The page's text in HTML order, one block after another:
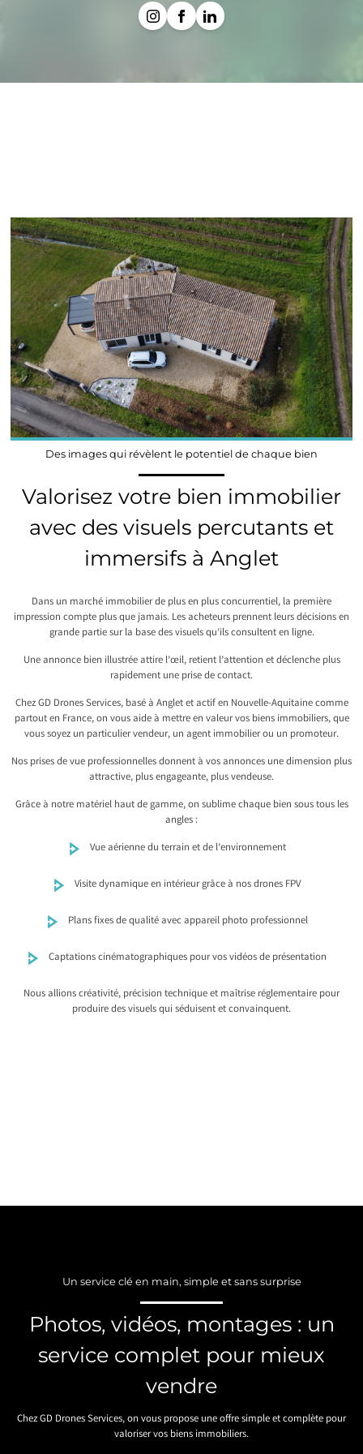
Des images qui révèlent le potentiel de chaque bien
Valorisez votre bien immobilier
avec des visuels percutants et
immersifs à Anglet
Dans un marché immobilier de plus en plus concurrentiel, la première
impression compte plus que jamais. Les acheteurs prennent leurs décisions en
grande partie sur la base des visuels qu’ils consultent en ligne.
Une annonce bien illustrée attire l’œil, retient l’attention et déclenche plus
rapidement une prise de contact.
Chez GD Drones Services, basé à Anglet et actif en Nouvelle-Aquitaine comme
partout en France, on vous aide à mettre en valeur vos biens immobiliers, que
vous soyez un particulier vendeur, un agent immobilier ou un promoteur.
Nos prises de vue professionnelles donnent à vos annonces une dimension plus
attractive, plus engageante, plus vendeuse.
Grâce à notre matériel haut de gamme, on sublime chaque bien sous tous les
angles :
Vue aérienne du terrain et de l’environnement
Visite dynamique en intérieur grâce à nos drones FPV
Plans fixes de qualité avec appareil photo professionnel
Captations cinématographiques pour vos vidéos de présentation
Nous allions créativité, précision technique et maîtrise réglementaire pour
produire des visuels qui séduisent et convainquent.
Un service clé en main, simple et sans surprise
Photos, vidéos, montages : un
service complet pour mieux
vendre
Chez GD Drones Services, on vous propose une offre simple et complète pour
valoriser vos biens immobiliers.